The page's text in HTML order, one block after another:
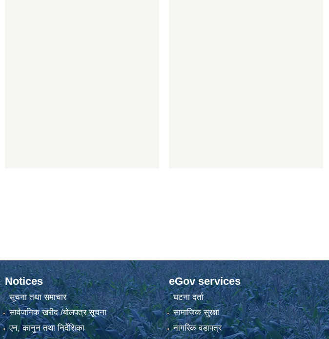
Notices
सूचना तथा समाचार
सार्वजनिक खरीद /बोलपत्र सूचना
एन, कानुन तथा निर्देशिका
eGov services
घटना दर्ता
सामाजिक सुरक्षा
नागरिक वडापत्र